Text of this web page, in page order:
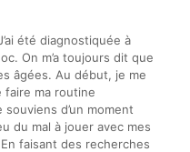
été diagnostiquée à
On m’a toujours dit que
âgées. Au début, je me
faire ma routine
d’un moment
du mal à jouer avec mes
faisant des recherches